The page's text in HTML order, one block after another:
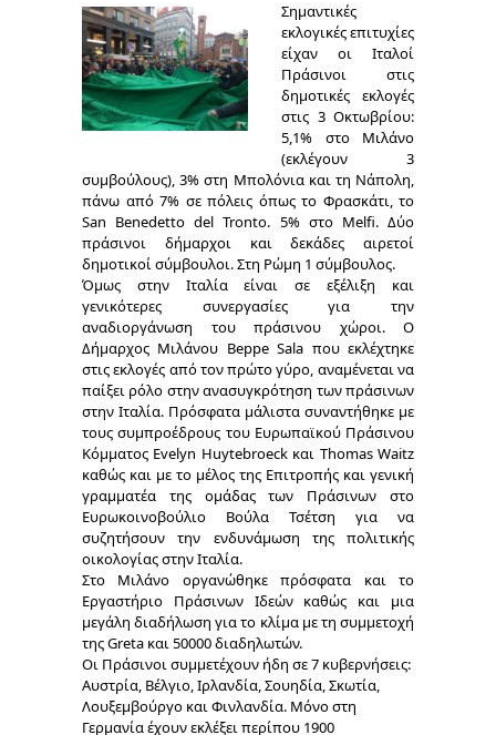
Σημαντικές
εκλογικές επιτυχίες
είχαν οι Ιταλοί
Πράσινοι στις
δημοτικές εκλογές
στις 3 Οκτωβρίου:
5,1% στο Μιλάνο
(εκλέγουν 3
συμβούλους), 3% στη Μπολόνια και τη Νάπολη,
πάνω από 7% σε πόλεις όπως το Φρασκάτι, το
San Benedetto del Tronto. 5% στο Melfi. Δύο
πράσινοι δήμαρχοι και δεκάδες αιρετοί
δημοτικοί σύμβουλοι. Στη Ρώμη 1 σύμβουλος.
Όμως στην Ιταλία είναι σε εξέλιξη και
γενικότερες συνεργασίες για την
αναδιοργάνωση του πράσινου χώροι. Ο
Δήμαρχος Μιλάνου Βeppe Sala που εκλέχτηκε
στις εκλογές από τον πρώτο γύρο, αναμένεται να
παίξει ρόλο στην ανασυγκρότηση των πράσινων
στην Ιταλία. Πρόσφατα μάλιστα συναντήθηκε με
τους συμπροέδρους του Ευρωπαϊκού Πράσινου
Κόμματος Evelyn Huytebroeck και Thomas Waitz
καθώς και με το μέλος της Επιτροπής και γενική
γραμματέα της ομάδας των Πράσινων στο
Ευρωκοινοβούλιo Βούλα Τσέτση για να
συζητήσουν την ενδυνάμωση της πολιτικής
οικολογίας στην Ιταλία.
Στο Μιλάνο οργανώθηκε πρόσφατα και το
Εργαστήριο Πράσινων Ιδεών καθώς και μια
μεγάλη διαδήλωση για το κλίμα με τη συμμετοχή
της Greta και 50000 διαδηλωτών.
Οι Πράσινοι συμμετέχουν ήδη σε 7 κυβερνήσεις:
Αυστρία, Βέλγιο, Ιρλανδία, Σουηδία, Σκωτία,
Λουξεμβούργο και Φινλανδία. Μόνο στη
Γερμανία έχουν εκλέξει περίπου 1900